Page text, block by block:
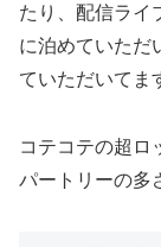
たり、配信ライ
に泊めていただ
ていただいてま
コテコテの超ロ
パートリーの多